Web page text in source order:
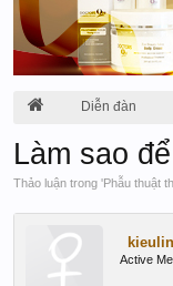
Diễn đàn
Làm sao
Thảo luận trong 'Phẫu thuật
Active